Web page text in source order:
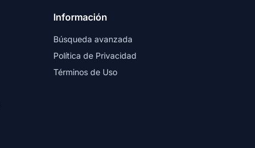
Información
Búsqueda avanzada
Política de Privacidad
Términos de Uso